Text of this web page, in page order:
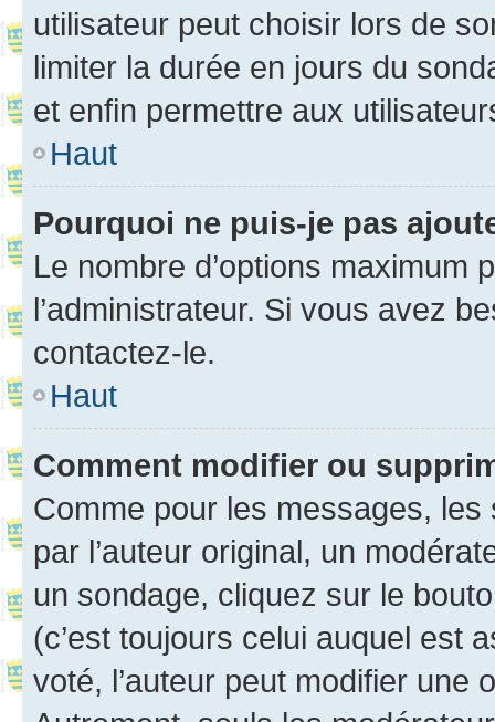
utilisateur peut choisir lors de
limiter la durée en jours du
et enfin permettre aux
Haut
Pourquoi ne puis-je pas
Le nombre d’options maximum
l’administrateur. Si vous avez
contactez-le.
Haut
Comment modifier ou
Comme pour les messages,
par l’auteur original, un
un sondage, cliquez sur le
(c’est toujours celui auquel est
voté, l’auteur peut modifier une